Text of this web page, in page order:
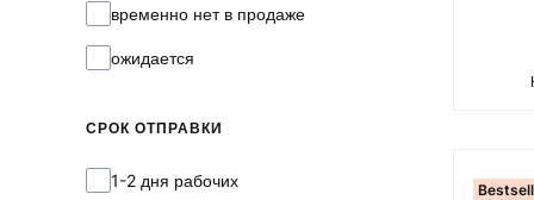
временно нет в продаже
ожидается
СРОК ОТПРАВКИ
Срок отправки
1-2 дня рабочих